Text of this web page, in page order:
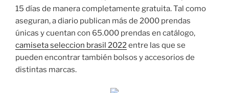
15 días de manera completamente gratuita. Tal como
aseguran, a diario publican más de 2000 prendas
únicas y cuentan con 65.000 prendas en catálogo,
camiseta seleccion brasil 2022entre las que se
pueden encontrar también bolsos y accesorios de
distintas marcas.